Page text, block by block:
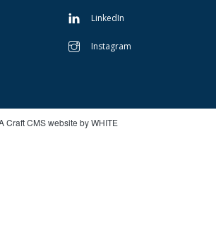
LinkedIn
Instagram
Craft CMS website by WHITE